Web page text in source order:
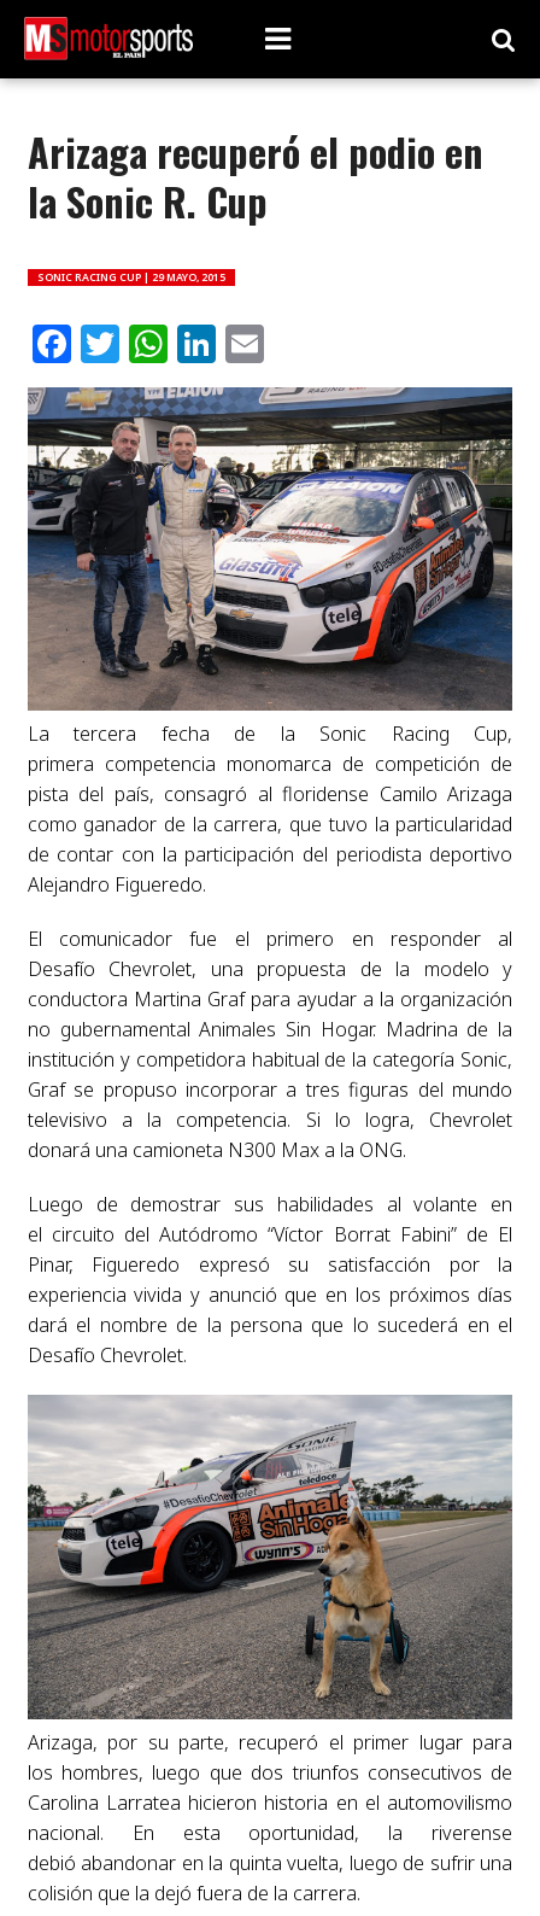
Arizaga recuperó el podio en
la Sonic R. Cup
SONIC RACING CUP | 29 MAYO, 2015
Facebook
Twitter
WhatsApp
LinkedIn
Email
La tercera fecha de la Sonic Racing Cup,
primera competencia monomarca de competición de
pista del país, consagró al floridense Camilo Arizaga
como ganador de la carrera, que tuvo la particularidad
de contar con la participación del periodista deportivo
Alejandro Figueredo.
El comunicador fue el primero en responder al
Desafío Chevrolet, una propuesta de la modelo y
conductora Martina Graf para ayudar a la organización
no gubernamental Animales Sin Hogar. Madrina de la
institución y competidora habitual de la categoría Sonic,
Graf se propuso incorporar a tres figuras del mundo
televisivo a la competencia. Si lo logra, Chevrolet
donará una camioneta N300 Max a la ONG.
Luego de demostrar sus habilidades al volante en
el circuito del Autódromo “Víctor Borrat Fabini” de El
Pinar, Figueredo expresó su satisfacción por la
experiencia vivida y anunció que en los próximos días
dará el nombre de la persona que lo sucederá en el
Desafío Chevrolet.
Arizaga, por su parte, recuperó el primer lugar para
los hombres, luego que dos triunfos consecutivos de
Carolina Larratea hicieron historia en el automovilismo
nacional. En esta oportunidad, la riverense
debió abandonar en la quinta vuelta, luego de sufrir una
colisión que la dejó fuera de la carrera.